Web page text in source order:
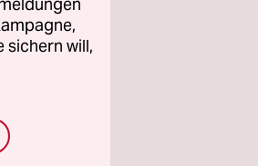
sichern will,